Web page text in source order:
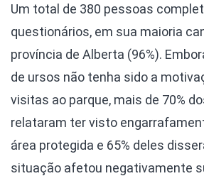
Um total de 380 pessoas
questionários, em sua maioria
província de Alberta (96%).
de ursos não tenha sido a
visitas ao parque, mais de 70%
relataram ter visto
área protegida e 65% deles
situação afetou negativamente